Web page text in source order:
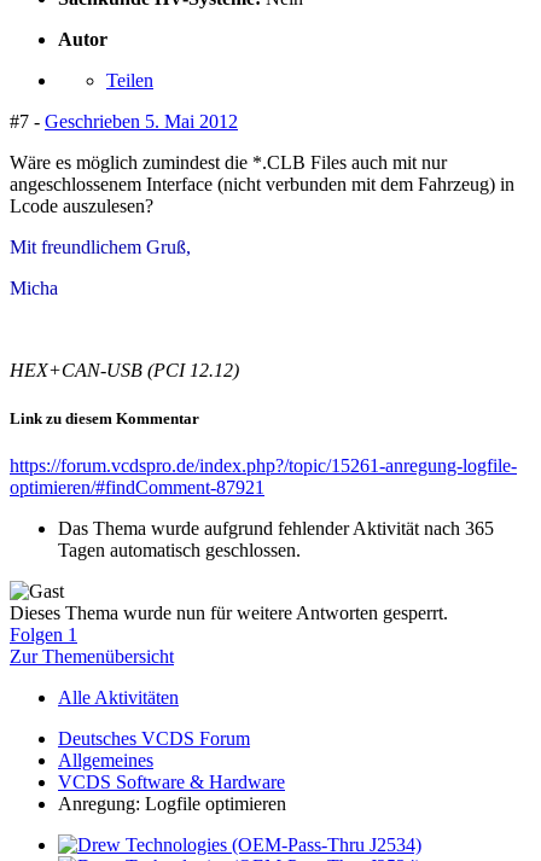
Autor
Teilen
#7 - Geschrieben 5. Mai 2012
Wäre es möglich zumindest die *.CLB Files auch mit nur
angeschlossenem Interface (nicht verbunden mit dem Fahrzeug) in
Lcode auszulesen?
Mit freundlichem Gruß,
Micha
HEX+CAN-USB (PCI 12.12)
Link zu diesem Kommentar
https://forum.vcdspro.de/index.php?/topic/15261-anregung-logfile-
optimieren/#findComment-87921
Das Thema wurde aufgrund fehlender Aktivität nach 365
Tagen automatisch geschlossen.
Dieses Thema wurde nun für weitere Antworten gesperrt.
Folgen 1
Zur Themenübersicht
Alle Aktivitäten
Deutsches VCDS Forum
Allgemeines
VCDS Software & Hardware
Anregung: Logfile optimieren